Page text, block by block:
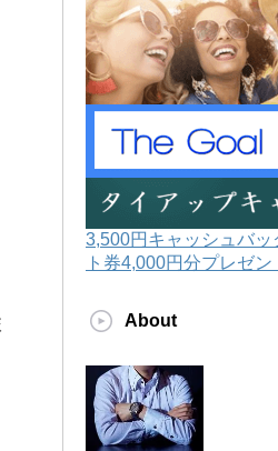
3,500円キャッシュバッ
ト券4,000円分プレゼン
About